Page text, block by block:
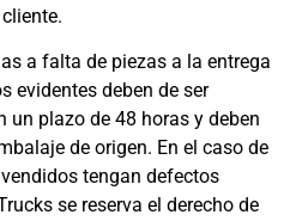
a falta de piezas a la entrega
evidentes deben de ser
un plazo de 48 horas y deben
de origen. En el caso de
tengan defectos
se reserva el derecho de